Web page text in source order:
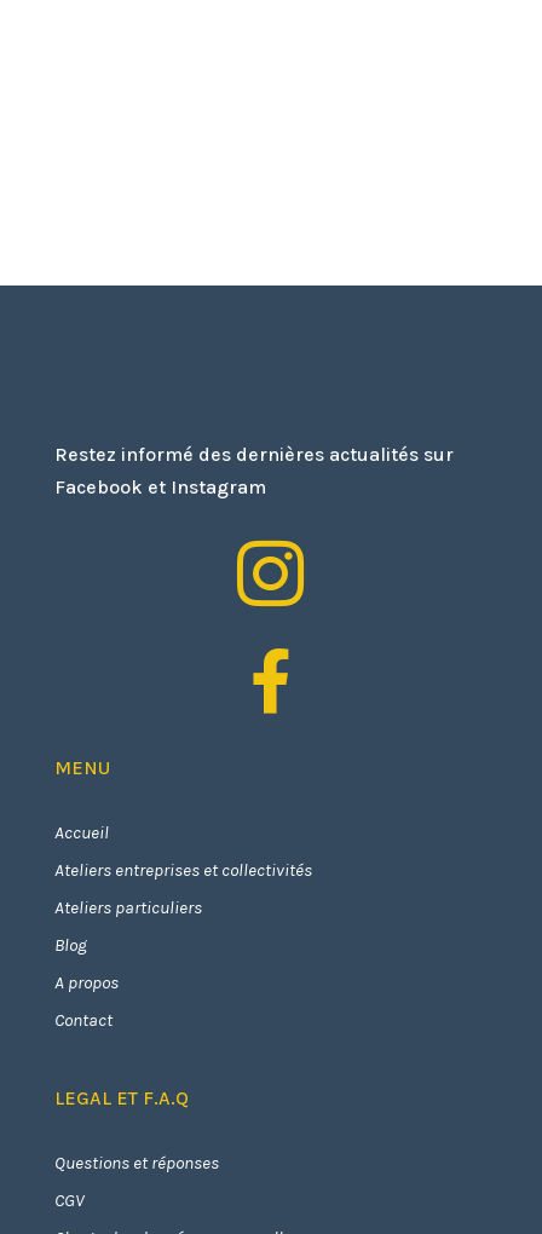
Restez informé des dernières actualités sur
Facebook et Instagram


MENU
Accueil
Ateliers entreprises et collectivités
Ateliers particuliers
Blog
A propos
Contact
LEGAL ET F.A.Q
Questions et réponses
CGV